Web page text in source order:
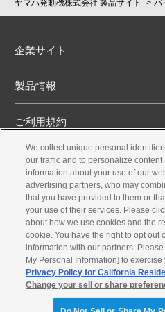
ヤマハ発動機株式会社 製品サイト バ
企業サイト
製品情報
ご利用規約
推奨環境
プライバシーポリシー
Cookieポリシー
お問合せ・製品サポート
We collect unique personal
our traffic and to personalize content
information about your use of our
advertising partners, who may
that you have provided to them or
your use of their services. Please
about how we use cookies and the
cookie. You have the right to opt out
information with our partners.
My Personal Information] to exercise
Privacy Policy for California
Change your sell or share